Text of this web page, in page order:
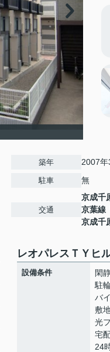
築年 2007
駐車 無
交通
京成千
京葉線
京成千
レオパレスＴＹヒ
設備条件
閑
駐
バ
敷
光
宅
24